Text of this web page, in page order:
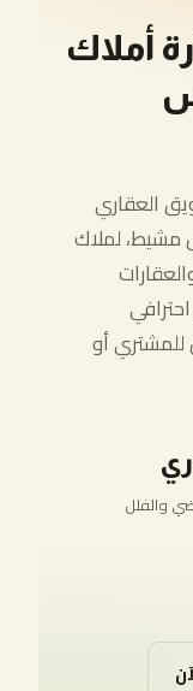
أملاك
العقاري
مشيط، لملاك
للمشتري أو
والفلل